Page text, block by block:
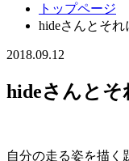
トップページ
hideさんとそ
2018.09.12
hideさんと
自分の走る姿を描く